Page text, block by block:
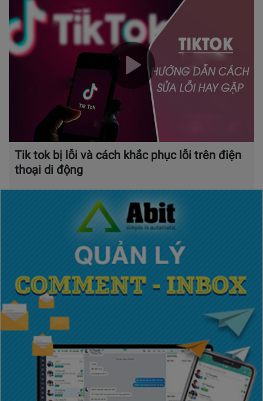
Tik tok bị lỗi và cách khắc phục lỗi trên điện
thoại di động